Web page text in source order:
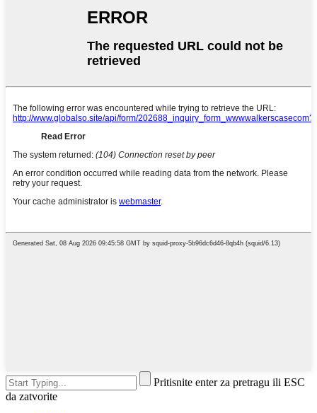
Pritisnite enter za pretragu ili ESC
da zatvorite